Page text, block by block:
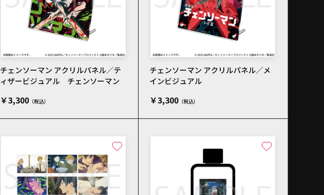
チェンソーマン アクリルパネル／テ
ィザービジュアル チェンソーマン
￥3,300
チェンソーマン アクリルパネル／メ
インビジュアル
￥3,300